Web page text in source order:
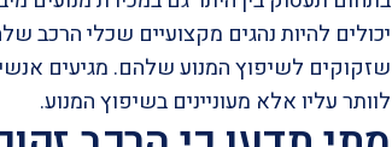
יכולים להיות נהגים מקצועיים שכלי הרכב
שזקוקים לשיפוץ המנוע שלהם. מגיעים
לוותר עליו אלא מעוניינים בשיפוץ המנוע.